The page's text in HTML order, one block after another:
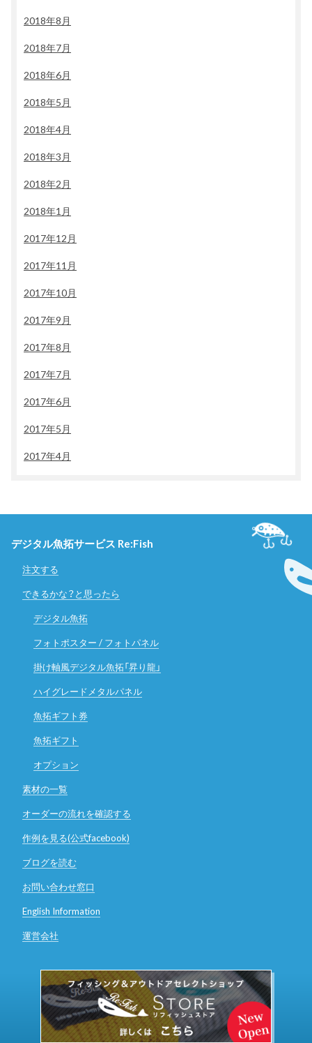
2018年8月
2018年7月
2018年6月
2018年5月
2018年4月
2018年3月
2018年2月
2018年1月
2017年12月
2017年11月
2017年10月
2017年9月
2017年8月
2017年7月
2017年6月
2017年5月
2017年4月
デジタル魚拓サービス Re:Fish
注文する
できるかな？と思ったら
デジタル魚拓
フォトポスター / フォトパネル
掛け軸風デジタル魚拓「昇り龍」
ハイグレードメタルパネル
魚拓ギフト券
魚拓ギフト
オプション
素材の一覧
オーダーの流れを確認する
作例を見る(公式facebook)
ブログを読む
お問い合わせ窓口
English Information
運営会社